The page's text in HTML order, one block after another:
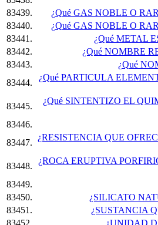
83439.
¿Qué GAS NOBLE O
83440.
¿Qué GAS NOBLE O
83441.
¿Qué METAL
83442.
¿Qué NOMBRE
83443.
¿Qué
83444.
¿Qué PARTICULA
83445.
¿Qué SINTENTIZO EL
83446.
83447.
¿RESISTENCIA QUE
83448.
¿ROCA ERUPTIVA
83449.
83450.
¿SILICATO
83451.
¿SUSTANCIA
83452.
¿UNIDAD